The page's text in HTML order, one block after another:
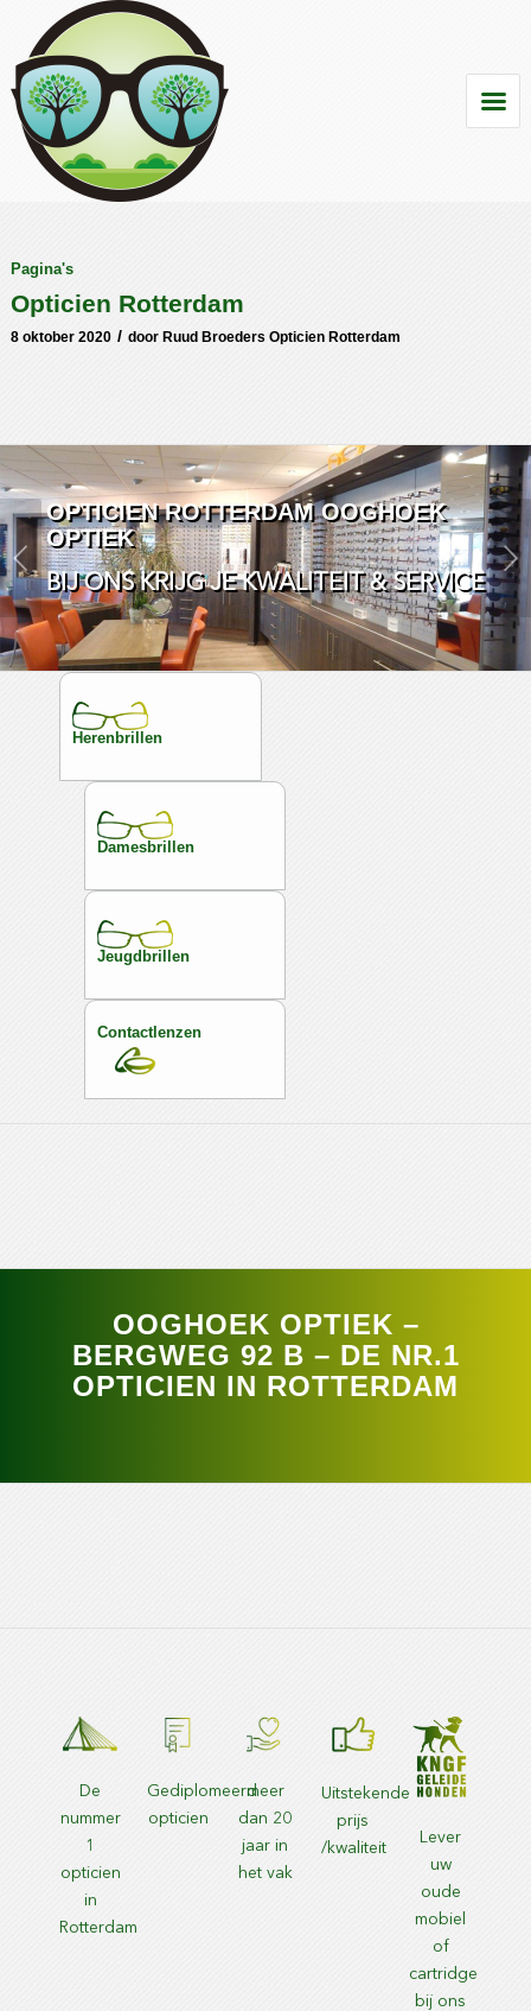
Pagina's
Opticien Rotterdam
8 oktober 2020 / door Ruud Broeders Opticien Rotterdam
Volgende
OPTICIEN ROTTERDAM OOGHOEK
OPTIEK
BIJ ONS KRIJG JE KWALITEIT & SERVICE
Herenbrillen
Damesbrillen
Jeugdbrillen
Contactlenzen
OOGHOEK OPTIEK –
BERGWEG 92 B – DE NR.1
OPTICIEN IN ROTTERDAM
De
nummer
1
opticien
in
Rotterdam
Gediplomeerd
opticien
meer
dan 20
jaar in
het vak
Uitstekende
prijs
/kwaliteit
Lever
uw
oude
mobiel
of
cartridge
bij ons